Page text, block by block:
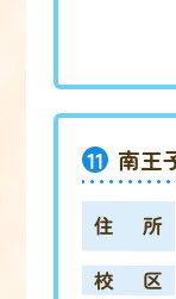
11 南王
住所
校区